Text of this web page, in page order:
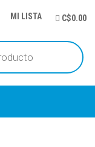
MI LISTA C$0.00